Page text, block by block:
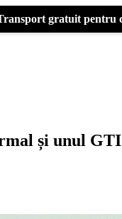
gratuit pentru
și unul